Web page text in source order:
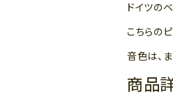
ドイツの
こちらの
音色は、
商品